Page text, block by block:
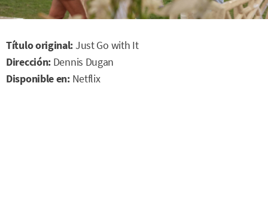
Título original:Just Go with It
Dirección: Dennis Dugan
Disponible en: Netflix